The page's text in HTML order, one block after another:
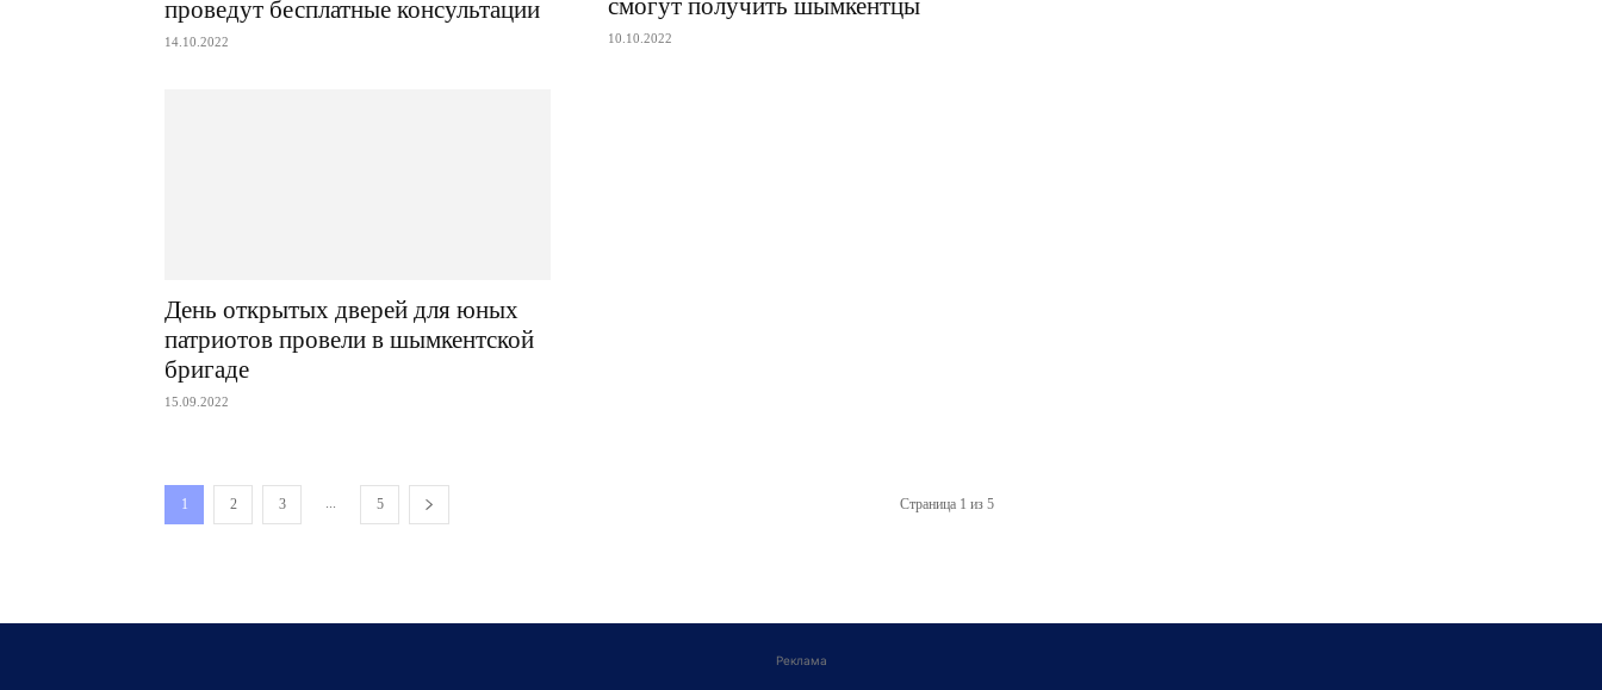
проведут бесплатные консультации
14.10.2022 10.10.2022
День открытых дверей для юных
патриотов провели в шымкентской
бригаде
15.09.2022
1 2 3 ... 5 Страница 1 из 5
Реклама